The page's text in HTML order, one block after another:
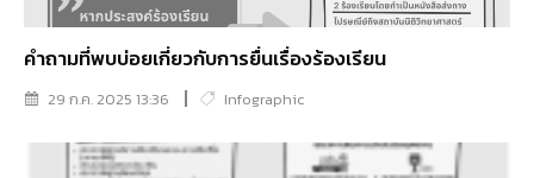
คำถามที่พบบ่อยเกี่ยวกับการยื่นเรื่องร้องเรียน
29 ก.ค. 2025 13:36 Infographic